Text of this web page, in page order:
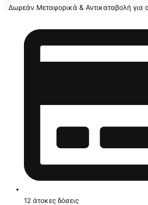
Δωρεάν Μεταφορικά & Αντικαταβολή για
12 άτοκες δόσεις